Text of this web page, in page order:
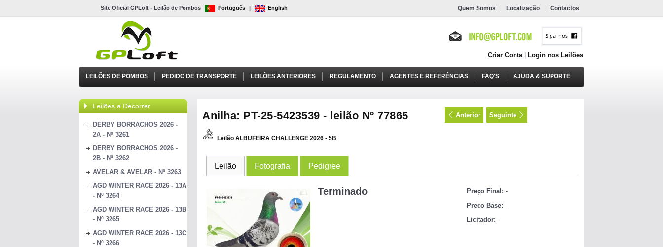
Site Oficial GPLoft - Leilão de Pombos Português | English Quem Somos Localização Contactos
Criar Conta| Login nos Leilões
LEILÕES DE POMBOS PEDIDO DE TRANSPORTE LEILÕES ANTERIORES REGULAMENTO AGENTES E REFERÊNCIAS FAQ'S AJUDA & SUPORTE
Leilões a Decorrer
DERBY BORRACHOS 2026 -
2A - Nº 3261
DERBY BORRACHOS 2026 -
2B - Nº 3262
AVELAR & AVELAR - Nº 3263
AGD WINTER RACE 2026 - 13A
- Nº 3264
AGD WINTER RACE 2026 - 13B
- Nº 3265
AGD WINTER RACE 2026 - 13C
- Nº 3266
Anilha: PT-25-5423539 - leilão Nº 77865
Leilão ALBUFEIRA CHALLENGE 2026 - 5B
Anterior Seguinte
Leilão Fotografia Pedigree
Terminado Preço Final: -
Preço Base: -
Licitador: -